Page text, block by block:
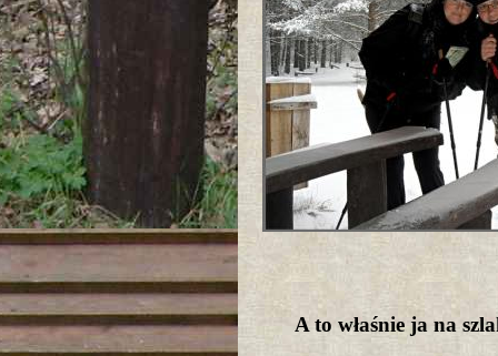
A to właśnie ja na